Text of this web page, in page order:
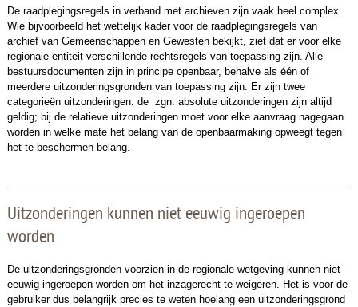
De raadplegingsregels in verband met archieven zijn vaak heel complex.
Wie bijvoorbeeld het wettelijk kader voor de raadplegingsregels van
archief van Gemeenschappen en Gewesten bekijkt, ziet dat er voor elke
regionale entiteit verschillende rechtsregels van toepassing zijn. Alle
bestuursdocumenten zijn in principe openbaar, behalve als één of
meerdere uitzonderingsgronden van toepassing zijn. Er zijn twee
categorieën uitzonderingen: de zgn. absolute uitzonderingen zijn altijd
geldig; bij de relatieve uitzonderingen moet voor elke aanvraag nagegaan
worden in welke mate het belang van de openbaarmaking opweegt tegen
het te beschermen belang.
Uitzonderingen kunnen niet eeuwig ingeroepen
worden
De uitzonderingsgronden voorzien in de regionale wetgeving kunnen niet
eeuwig ingeroepen worden om het inzagerecht te weigeren. Het is voor de
gebruiker dus belangrijk precies te weten hoelang een uitzonderingsgrond